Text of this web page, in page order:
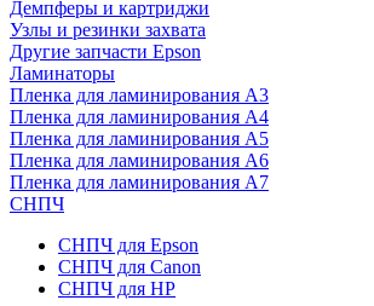
Демпферы и картриджи
Узлы и резинки захвата
Другие запчасти Epson
Ламинаторы
Пленка для ламинирования А3
Пленка для ламинирования А4
Пленка для ламинирования А5
Пленка для ламинирования А6
Пленка для ламинирования А7
СНПЧ
СНПЧ для Epson
СНПЧ для Canon
СНПЧ для HP